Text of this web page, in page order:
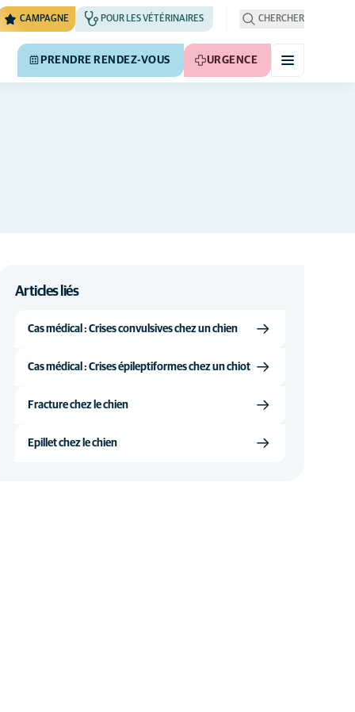
CAMPAGNE POUR LES VÉTÉRINAIRES CHERCHER
PRENDRE RENDEZ-VOUS URGENCE
Articles liés
Cas médical : Crises convulsives chez un chien
Cas médical : Crises épileptiformes chez un chiot
Fracture chez le chien
Epillet chez le chien